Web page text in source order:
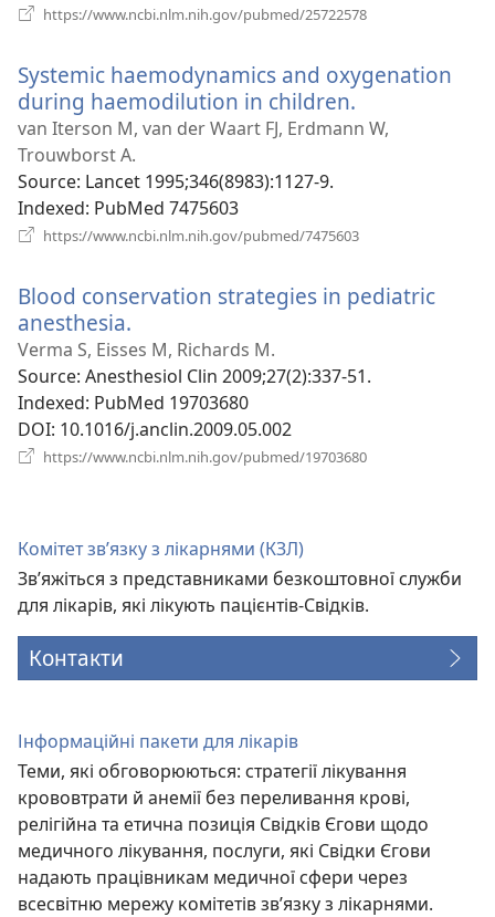
https://www.ncbi.nlm.nih.gov/pubmed/25722578
вікні)
Systemic haemodynamics and oxygenation
during haemodilution in children.
у
van Iterson M, van der Waart FJ, Erdmann W,
Trouwborst A.
Source‎: Lancet 1995;346(8983):1127-9.
Indexed‎: PubMed 7475603
https://www.ncbi.nlm.nih.gov/pubmed/7475603
вікні)
Blood conservation strategies in pediatric
anesthesia.
у
новому
вікні)
Verma S, Eisses M, Richards M.
Source‎: Anesthesiol Clin 2009;27(2):337-51.
Indexed‎: PubMed 19703680
DOI‎: 10.1016/j.anclin.2009.05.002
https://www.ncbi.nlm.nih.gov/pubmed/19703680
Комітет зв’язку з лікарнями (КЗЛ)
Зв’яжіться з представниками безкоштовної служби
для лікарів, які лікують пацієнтів-Свідків.
Контакти
Інформаційні пакети для лікарів
Теми, які обговорюються: стратегії лікування
крововтрати й анемії без переливання крові,
релігійна та етична позиція Свідків Єгови щодо
медичного лікування, послуги, які Свідки Єгови
надають працівникам медичної сфери через
всесвітню мережу комітетів зв’язку з лікарнями.